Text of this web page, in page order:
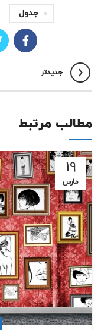
جدول
جدیدتر
مطالب مرتبط
19
مارس